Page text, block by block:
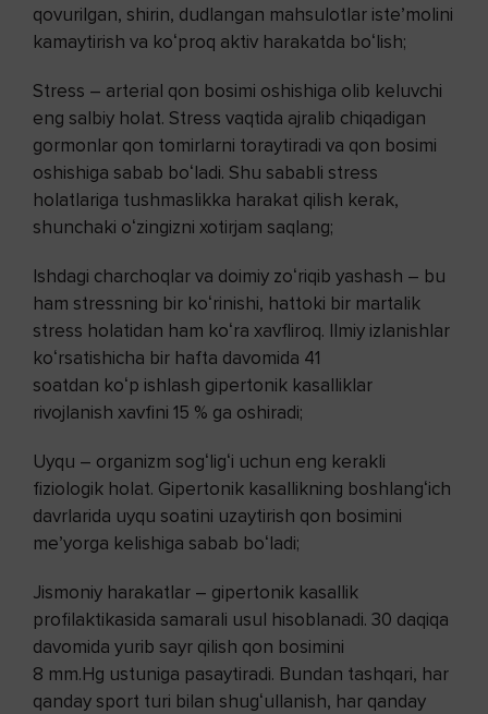
qovurilgan, shirin, dudlangan mahsulotlar isteʼmolini
kamaytirish va koʻproq aktiv harakatda boʻlish;
Stress – arterial qon bosimi oshishiga olib keluvchi
eng salbiy holat. Stress vaqtida ajralib chiqadigan
gormonlar qon tomirlarni toraytiradi va qon bosimi
oshishiga sabab boʻladi. Shu sababli stress
holatlariga tushmaslikka harakat qilish kerak,
shunchaki oʻzingizni xotirjam saqlang;
Ishdagi charchoqlar va doimiy zoʻriqib yashash – bu
ham stressning bir koʻrinishi, hattoki bir martalik
stress holatidan ham koʻra xavfliroq. Ilmiy izlanishlar
koʻrsatishicha bir hafta davomida 41
soatdan koʻp ishlash gipertonik kasalliklar
rivojlanish xavfini 15 % ga oshiradi;
Uyqu – organizm sogʻligʻi uchun eng kerakli
fiziologik holat. Gipertonik kasallikning boshlangʻich
davrlarida uyqu soatini uzaytirish qon bosimini
meʼyorga kelishiga sabab boʻladi;
Jismoniy harakatlar – gipertonik kasallik
profilaktikasida samarali usul hisoblanadi. 30 daqiqa
davomida yurib sayr qilish qon bosimini
8 mm.Hg ustuniga pasaytiradi. Bundan tashqari, har
qanday sport turi bilan shugʻullanish, har qanday